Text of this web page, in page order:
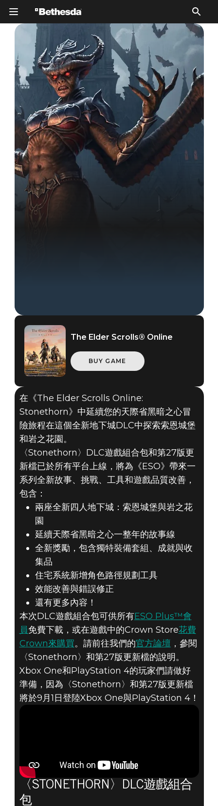
The Elder Scrolls Online
2020年9月02日
《THE ELDER
SCROLLS
ONLINE:
STONETHORN》
和第27版更新檔
現已於所有平台
上線
The Elder Scrolls® Online
BUY GAME
在《The Elder Scrolls Online:
Stonethorn》中延續您的天際省黑暗之心冒
險旅程在這個全新地下城DLC中探索索恩城堡
和岩之花園。
〈Stonethorn〉DLC遊戲組合包和第27版更
新檔已於所有平台上線，將為《ESO》帶來一
系列全新故事、挑戰、工具和遊戲品質改善，
包含：
兩座全新四人地下城：索恩城堡與岩之花
園
延續天際省黑暗之心一整年的故事線
全新獎勵，包含獨特裝備套組、成就與收
集品
住宅系統新增角色路徑規劃工具
效能改善與錯誤修正
還有更多內容！
本次DLC遊戲組合包可供所有ESO Plus™會
員免費下載，或在遊戲中的Crown Store花費
Crown來購買。請前往我們的官方論壇 ，參閱
〈Stonethorn〉和第27版更新檔的說明。
Xbox One和PlayStation 4的玩家們請做好
準備，因為〈Stonethorn〉和第27版更新檔
將於9月1日登陸Xbox One與PlayStation 4！
〈STONETHORN〉DLC遊戲組合
包